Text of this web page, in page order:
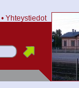
• Yhteystiedot